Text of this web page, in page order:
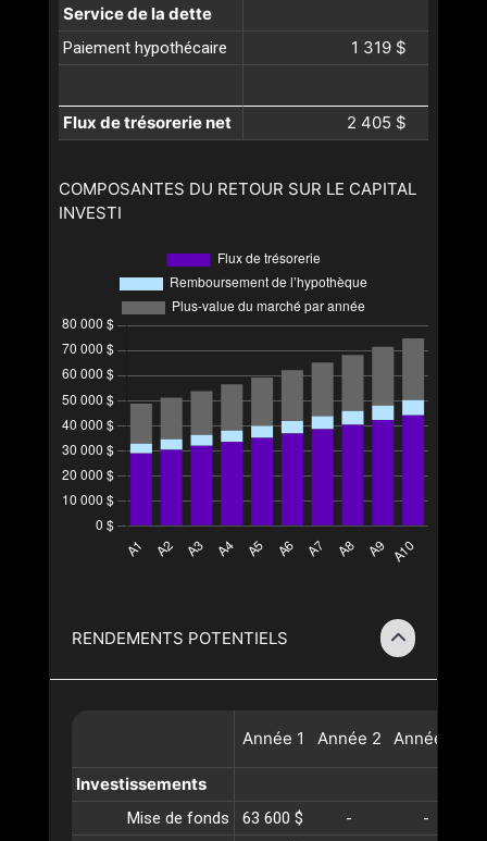
Service de la dette
Paiement hypothécaire 1 319 $
Flux de trésorerie net 2 405 $
COMPOSANTES DU RETOUR SUR LE CAPITAL
INVESTI
RENDEMENTS POTENTIELS
Année 1 Année 2 Année
Investissements
Mise de fonds 63 600 $ -
-